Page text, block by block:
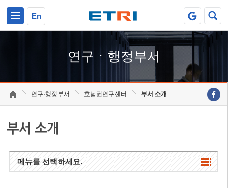
En
연구ㆍ행정부서
연구·행정부서 호남권연구센터 부서 소개
부서 소개
메뉴를 선택하세요.